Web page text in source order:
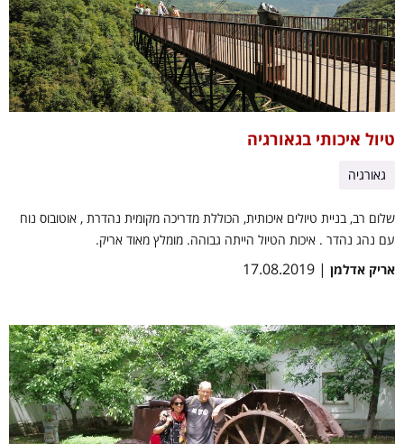
טיול איכותי בגאורגיה
גאורגיה
שלום רב, בניית טיולים איכותית, הכוללת מדריכה מקומית נהדרת , אוטובוס נוח
עם נהג נהדר . איכות הטיול הייתה גבוהה. מומלץ מאוד אריק.
אריק אדלמן | 17.08.2019